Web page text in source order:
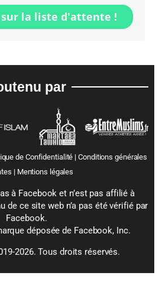
sur la liste d'attente !
par
de Confidentialité |Conditions générales
| Mentions légales
à Facebook et n’est pas affilié à
de ce site web n’a pas été vérifié par
Facebook.
déposée de Facebook, Inc.
2026. Tous droits réservés.